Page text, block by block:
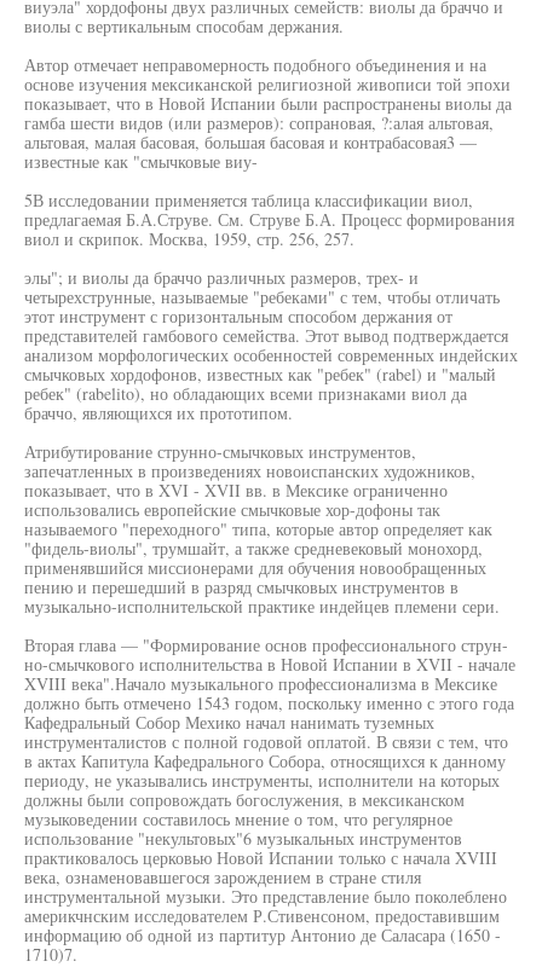
виуэла" хордофоны двух различных семейств: виолы да браччо и
виолы с вертикальным способам держания.
Автор отмечает неправомерность подобного объединения и на
основе изучения мексиканской религиозной живописи той эпохи
показывает, что в Новой Испании были распространены виолы да
гамба шести видов (или размеров): сопрановая, ?:алая альтовая,
альтовая, малая басовая, большая басовая и контрабасовая3 —
известные как "смычковые виу-
5В исследовании применяется таблица классификации виол,
предлагаемая Б.А.Струве. См. Струве Б.А. Процесс формирования
виол и скрипок. Москва, 1959, стр. 256, 257.
элы"; и виолы да браччо различных размеров, трех- и
четырехструнные, называемые "ребеками" с тем, чтобы отличать
этот инструмент с горизонтальным способом держания от
представителей гамбового семейства. Этот вывод подтверждается
анализом морфологических особенностей современных индейских
смычковых хордофонов, известных как "ребек" (rabel) и "малый
ребек" (rabelito), но обладающих всеми признаками виол да
браччо, являющихся их прототипом.
Атрибутирование струнно-смычковых инструментов,
запечатленных в произведениях новоиспанских художников,
показывает, что в XVI - XVII вв. в Мексике ограниченно
использовались европейские смычковые хор-дофоны так
называемого "переходного" типа, которые автор определяет как
"фидель-виолы", трумшайт, а также средневековый монохорд,
применявшийся миссионерами для обучения новообращенных
пению и перешедший в разряд смычковых инструментов в
музыкально-исполнительской практике индейцев племени сери.
Вторая глава — "Формирование основ профессионального струн-
но-смычкового исполнительства в Новой Испании в XVII - начале
XVIII века".Начало музыкального профессионализма в Мексике
должно быть отмечено 1543 годом, поскольку именно с этого года
Кафедральный Собор Мехико начал нанимать туземных
инструменталистов с полной годовой оплатой. В связи с тем, что
в актах Капитула Кафедрального Собора, относящихся к данному
периоду, не указывались инструменты, исполнители на которых
должны были сопровождать богослужения, в мексиканском
музыковедении составилось мнение о том, что регулярное
использование "некультовых"6 музыкальных инструментов
практиковалось церковью Новой Испании только с начала XVIII
века, ознаменовавшегося зарождением в стране стиля
инструментальной музыки. Это представление было поколеблено
америкчнским исследователем Р.Стивенсоном, предоставившим
информацию об одной из партитур Антонио де Саласара (1650 -
1710)7.